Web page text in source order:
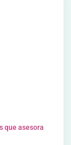
que asesora